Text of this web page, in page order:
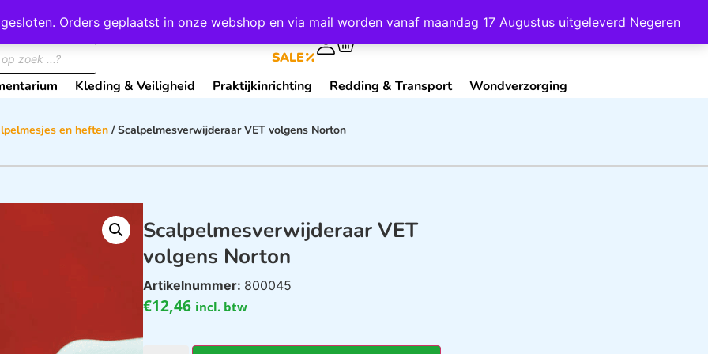
Orders geplaatst in onze webshop en via mail worden vanaf maandag 17 Augustus uitgeleverd Negeren
Mijn Account Contact
SALE
Kleding & Veiligheid Praktijkinrichting Redding & Transport Wondverzorging
en heften / Scalpelmesverwijderaar VET volgens Norton
Scalpelmesverwijderaar VET
volgens Norton
Artikelnummer: 800045
€12,46 incl. btw